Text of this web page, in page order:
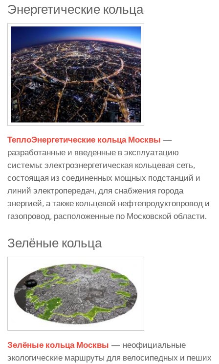
Энергетические кольца
ТеплоЭнергетические кольца Москвы —
разработанные и введенные в эксплуатацию
системы: электроэнергетическая кольцевая сеть,
состоящая из соединенных мощных подстанций и
линий электропередач, для снабжения города
энергией, а также кольцевой нефтепродуктопровод и
газопровод, расположенные по Московской области.
Зелёные кольца
Зелёные кольца Москвы — неофициальные
экологические маршруты для велосипедных и пеших